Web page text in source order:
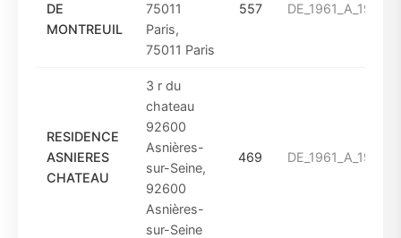
DE
MONTREUIL
75011
Paris,
75011 Paris
557 DE_1961_A_1974
RESIDENCE
ASNIERES
CHATEAU
3 r du
chateau
92600
Asnières-
sur-Seine,
92600
Asnières-
sur-Seine
469 DE_1961_A_1974